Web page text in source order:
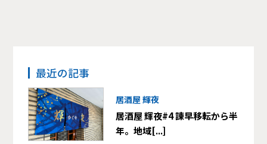
最近の記事
居酒屋 輝夜
居酒屋 輝夜#4 諫早移転から半
年。地域[...]